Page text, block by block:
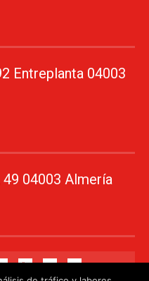
Entreplanta 04003
04003 Almería